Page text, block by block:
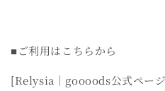
■ご利用はこちらから
[Relysia｜goooods公式ペー